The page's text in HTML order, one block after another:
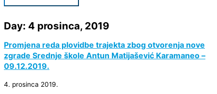
Day: 4 prosinca, 2019
Promjena reda plovidbe trajekta zbog otvorenja nove
zgrade Srednje škole Antun Matijašević Karamaneo –
09.12.2019.
4. prosinca 2019.